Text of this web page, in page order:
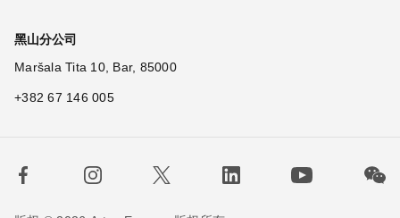
黑山分公司
Maršala Tita 10, Bar, 85000
+382 67 146 005